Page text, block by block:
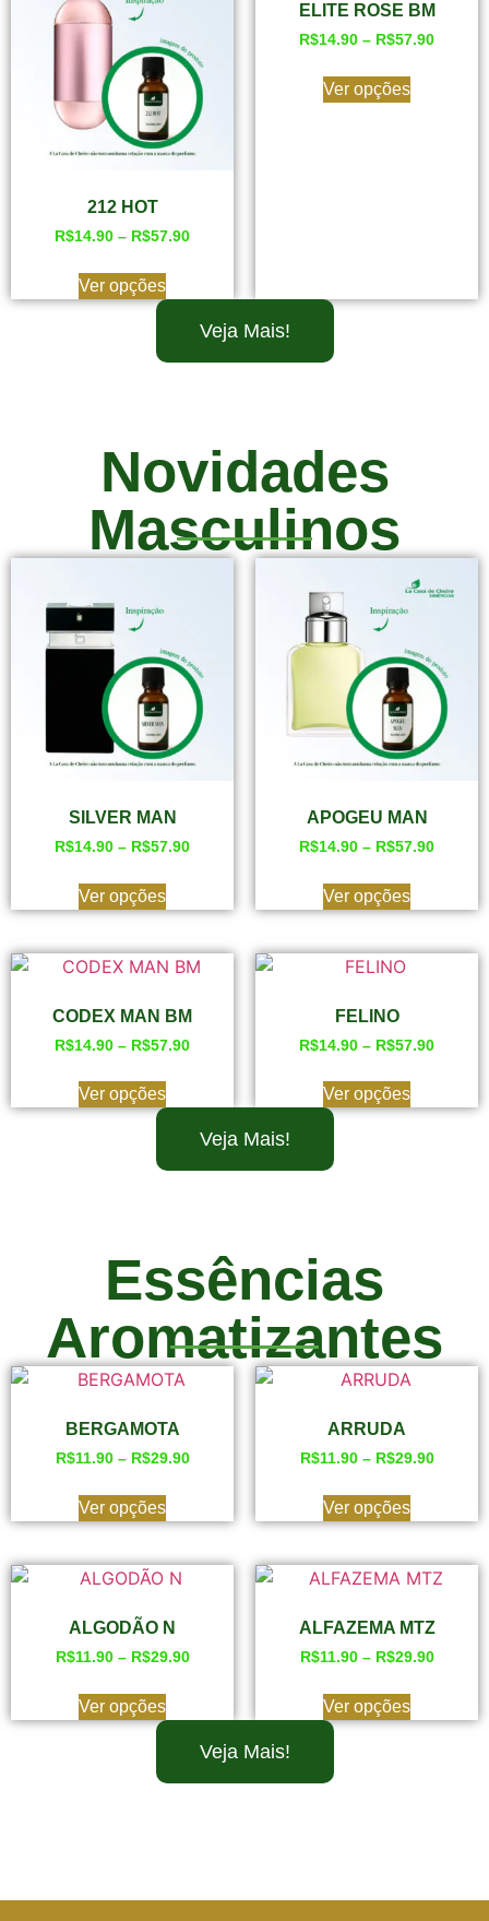
212 HOT
R$14.90 – R$57.90
Ver opções
ELITE ROSE BM
R$14.90 – R$57.90
Ver opções
Veja Mais!
Novidades
Masculinos
SILVER MAN
R$14.90 – R$57.90
Ver opções
APOGEU MAN
R$14.90 – R$57.90
Ver opções
CODEX MAN BM
R$14.90 – R$57.90
Ver opções
FELINO
R$14.90 – R$57.90
Ver opções
Veja Mais!
Essências
Aromatizantes
BERGAMOTA
R$11.90– R$29.90
Ver opções
ARRUDA
R$11.90– R$29.90
Ver opções
ALGODÃO N
R$11.90– R$29.90
Ver opções
ALFAZEMA MTZ
R$11.90– R$29.90
Ver opções
Veja Mais!